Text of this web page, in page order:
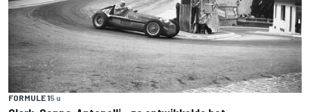
FORMULE 15 u